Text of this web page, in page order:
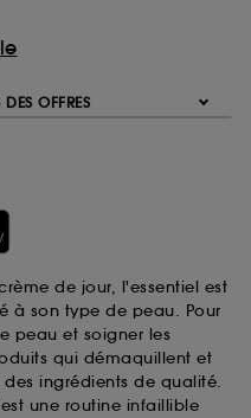
OFFRES
de jour, l'essentiel est
à son type de peau. Pour
peau et soigner les
qui démaquillent et
ingrédients de qualité.
une routine infaillible